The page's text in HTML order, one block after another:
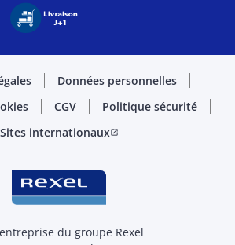
Données personnelles
CGV
Politique sécurité
Sites internationauxopen_in_new
du groupe Rexel